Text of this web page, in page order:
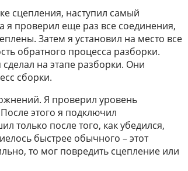
сцепления, наступил самый
я проверил еще раз все соединения,
Затем я установил на место все
обратного процесса разборки.
на этапе разборки. Они
сборки.
Я проверил уровень
этого я подключил
только после того, как убедился,
быстрее обычного – этот
то мог повредить сцепление или